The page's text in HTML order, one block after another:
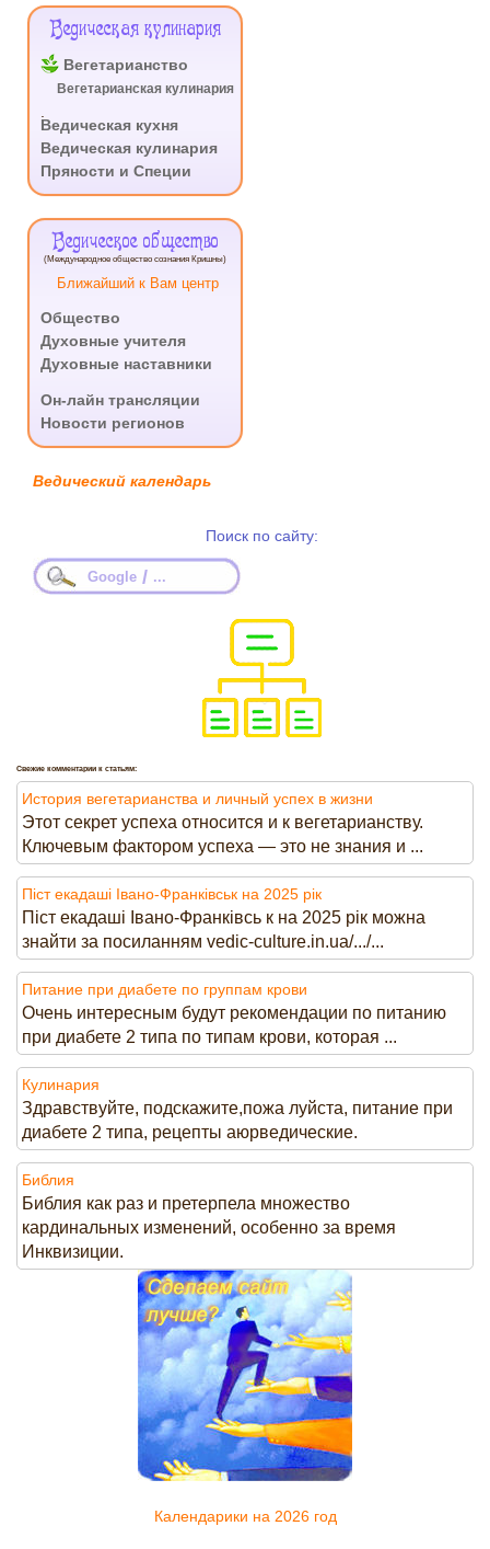
Ведическая кулинария
Вегетарианство
Вегетарианская кулинария
Ведическая кухня
Ведическая кулинария
Пряности и Специи
Ведическое общество
(Международное общество сознания Кришны)
Ближайший к Вам центр
Общество
Духовные учителя
Духовные наставники
Он-лайн трансляции
Новости регионов
Ведический календарь
Поиск по сайту:
Google / ...
Свежие комментарии к статьям:
История вегетарианства и личный успех в жизни
Этот секрет успеха относится и к вегетарианству.
Ключевым фактором успеха — это не знания и ...
Піст екадаші Івано-Франківськ на 2025 рік
Піст екадаші Івано-Франківсь к на 2025 рік можна
знайти за посиланням vedic-culture.in.ua/.../...
Питание при диабете по группам крови
Очень интересным будут рекомендации по питанию
при диабете 2 типа по типам крови, которая ...
Кулинария
Здравствуйте, подскажите,пожа луйста, питание при
диабете 2 типа, рецепты аюрведические.
Библия
Библия как раз и претерпела множество
кардинальных изменений, особенно за время
Инквизиции.
Календарики на 2026 год